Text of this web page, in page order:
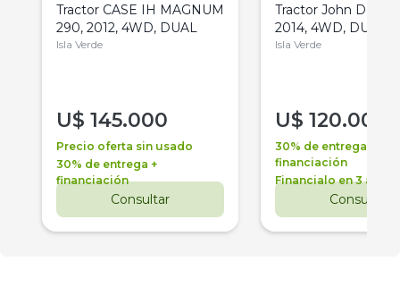
Tractor CASE IH MAGNUM
290, 2012, 4WD, DUAL
Isla Verde
U$ 145.000
Precio oferta sin usado
30% de entrega +
financiación
Consultar
Tractor John Deere
2014, 4WD, DUAL
Isla Verde
U$ 120.000
30% de entrega +
financiación
Financialo en 3 años
Consultar